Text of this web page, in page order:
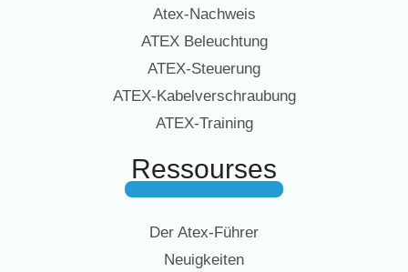
Atex-Nachweis
ATEX Beleuchtung
ATEX-Steuerung
ATEX-Kabelverschraubung
ATEX-Training
Ressourses
Der Atex-Führer
Neuigkeiten